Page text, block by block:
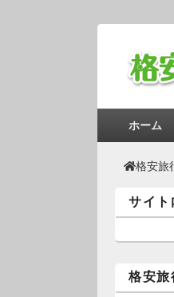
第1メニュー
第1メ
第2メ
ホーム
格安旅
サイト
格安旅